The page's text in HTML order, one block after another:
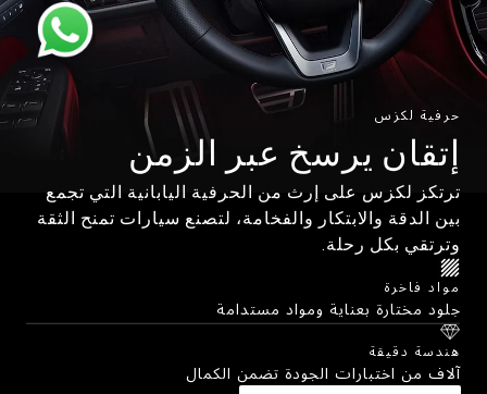
حرفية لكزس
إتقان يرسخ عبر الزمن
ترتكز لكزس على إرث من الحرفية اليابانية التي تجمع
بين الدقة والابتكار والفخامة، لتصنع سيارات تمنح الثقة
وترتقي بكل رحلة.
مواد فاخرة
جلود مختارة بعناية ومواد مستدامة
هندسة دقيقة
آلاف من اختبارات الجودة تضمن الكمال